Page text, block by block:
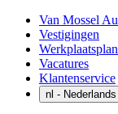
Van Mossel
Vestigingen
Vacatures
Klantenservice
nl - Nederlands